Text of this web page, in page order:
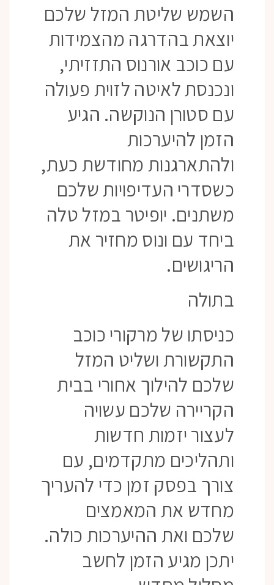
השמש שליטת המזל שלכם
יוצאת בהדרגה מהצמידות
עם כוכב אורנוס התזזיתי,
ונכנסת לאיטה לזוית פעולה
עם סטורן הנוקשה. הגיע
הזמן להיערכות
ולהתארגנות מחודשת כעת,
כשסדרי העדיפויות שלכם
משתנים. יופיטר במזל טלה
ביחד עם ונוס מחזיר את
הריגושים.
בתולה
כניסתו של מרקורי כוכב
התקשורת ושליט המזל
שלכם להילוך אחורי בבית
הקריירה שלכם עשויה
לעצור יזמות חדשות
ותהליכים מתקדמים, עם
צורך בפסק זמן כדי להעריך
מחדש את המאמצים
שלכם ואת ההיערכות כולה.
יתכן מגיע הזמן לחשב